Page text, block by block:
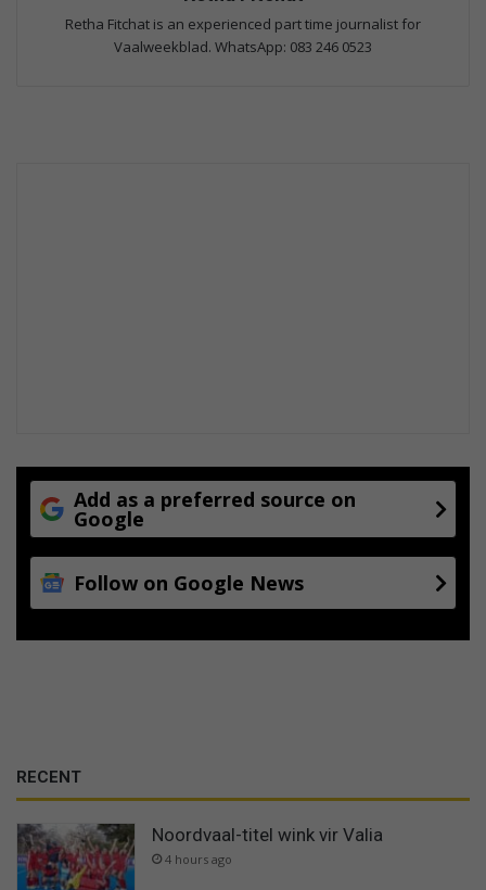
Retha Fitchat is an experienced part time journalist for
Vaalweekblad. WhatsApp: 083 246 0523
Add as a preferred source on
Google
Follow on Google News
RECENT
Noordvaal-titel wink vir Valia
4 hours ago